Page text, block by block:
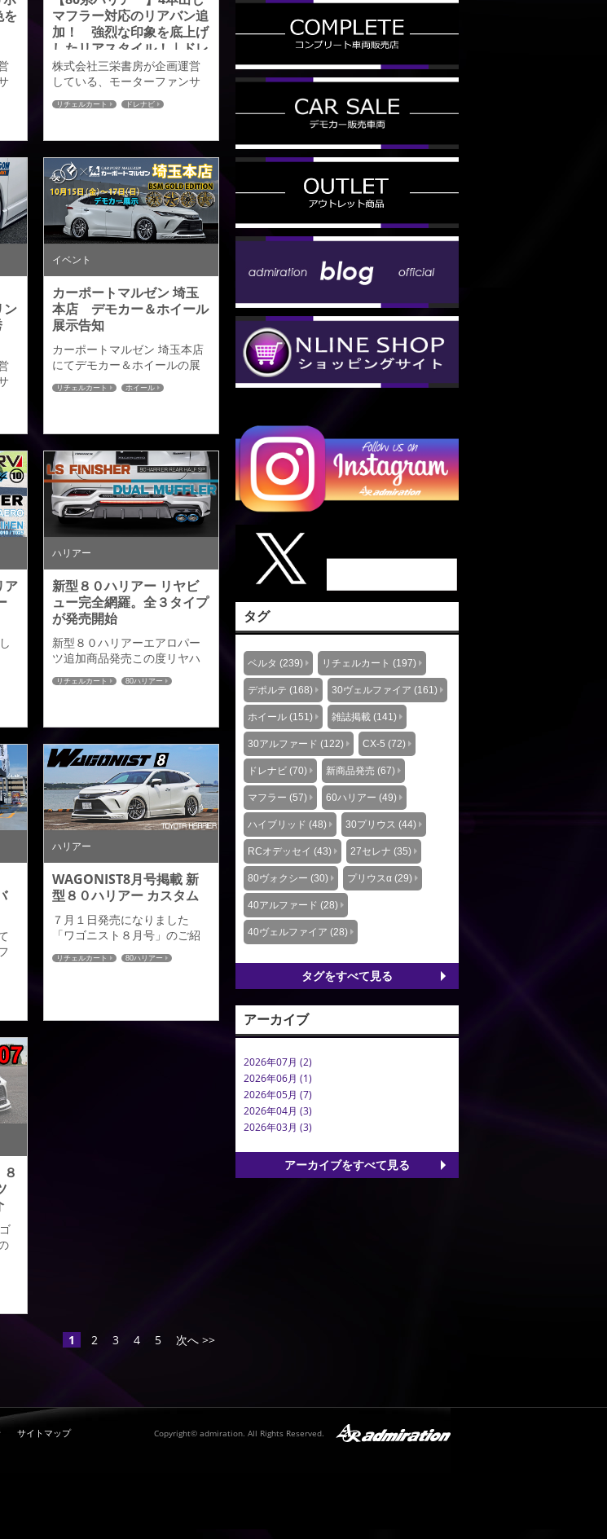
を
ー
←
マフラー対応のリアバン追
加！ 強烈な印象を底上げ
したリアスタイル！｜ドレ
ナビ掲載
株式会社三栄書房が企画運営
している、モーターファンサ
イトの【スタイルワゴン ドレ
スアップナビ】はカーカスタ
WEBサイト。ドレナビにてハ
リアーの記事が掲載されまし
たのでご紹介させていただき
ます。 RICERCATO HARRIER
待望の追加パーツ →続きはこ
ちら←
リチェルカート
ドレナビ
ン
ゴ
イベント
カーポートマルゼン 埼玉
本店 デモカー＆ホイール
展示告知
カーポートマルゼン 埼玉本店
にてデモカー＆ホイールの展
示を行います。80ハリアー
「リチェルカート」デモカー
アミスタットライエンの新色
ゴールドエディションの展示
となります。皆様この機会の
是非お立ちよりいただければ
と思います。 【場所】カーポ
ートマルゼン 埼玉本店 【期
間】2021年10月13日（水）～
2021年10月17日...
リチェルカート
ホイール
ア
ハリアー
新型８０ハリアー リヤビ
ュー完全網羅。全３タイプ
が発売開始
新型８０ハリアーエアロパー
ツ追加商品発売この度リヤハ
ーフスポイラーシングル用に
続いて、新たにデュアルマフ
タムスタイルに合わせ全３タ
イプをラインアップとなりま
す。 ■シングル 詳細はこちら
≫マフラーカーター装着を前
提としたシンプルかつスポー
ティーな装いを演出します。
マフラーカッターはチタンテ
ールとステンレステールの２
種...
リチェルカート 80ハリアー
ハリアー
WAGONIST8月号掲載 新
型８０ハリアー カスタム
７月１日発売になりました
「ワゴニスト８月号」のご紹
介をさせていただきます。 詳
しくは是非ご購読宜しくお願
リチェルカート 80ハリアー
1 2 3 4 5 次へ >>
タグ
ベルタ (239) リチェルカート (197)
デポルテ (168) 30ヴェルファイア (161)
ホイール (151) 雑誌掲載 (141)
30アルファード (122) CX-5 (72)
ドレナビ (70) 新商品発売 (67)
マフラー (57) 60ハリアー (49)
ハイブリッド (48) 30プリウス (44)
RCオデッセイ (43) 27セレナ (35)
80ヴォクシー (30) プリウスα (29)
40アルファード (28)
40ヴェルファイア (28)
タグをすべて見る
アーカイブ
2026年07月 (2)
2026年06月 (1)
2026年05月 (7)
2026年04月 (3)
2026年03月 (3)
アーカイブをすべて見る
サイトマップ Copyright© admiration. All Rights Reserved.